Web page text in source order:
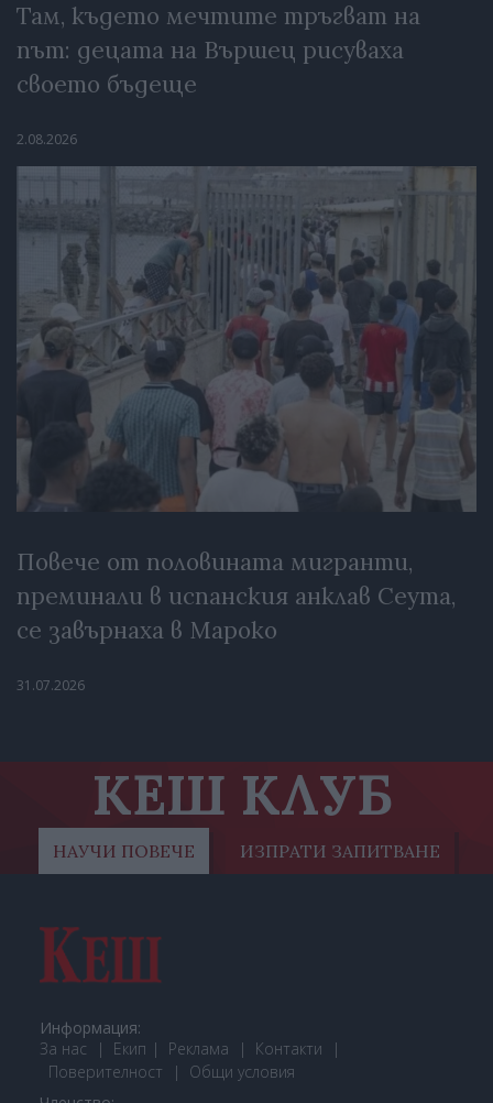
Там, където мечтите тръгват на
път: децата на Вършец рисуваха
своето бъдеще
2.08.2026
Повече от половината мигранти,
преминали в испанския анклав Сеута,
се завърнаха в Мароко
31.07.2026
КЕШ КЛУБ
НАУЧИ ПОВЕЧЕ ИЗПРАТИ ЗАПИТВАНЕ
Информация:
За нас
Екип Реклама
Контакти
Поверителност
Общи условия